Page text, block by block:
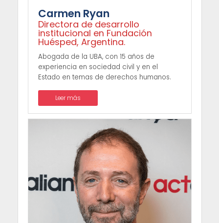
Carmen Ryan
Directora de desarrollo
institucional en Fundación
Huésped, Argentina.
Abogada de la UBA, con 15 años de
experiencia en sociedad civil y en el
Estado en temas de derechos humanos.
Leer más